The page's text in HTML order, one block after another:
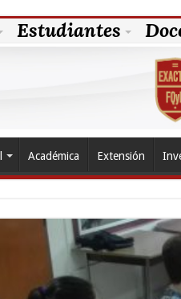
Estudiantes
Académica Extensión